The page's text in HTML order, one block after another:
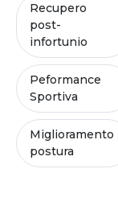
Recupero
post-
infortunio
Peformance
Sportiva
Miglioramento
postura